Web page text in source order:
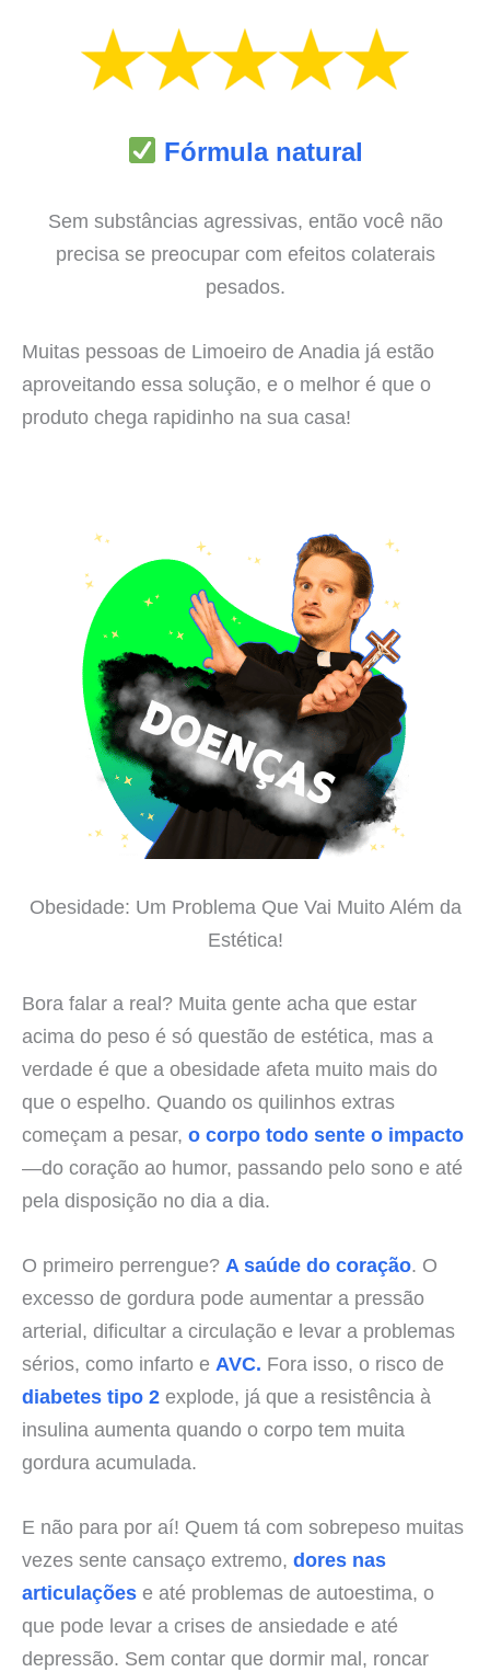
Fórmula natural
Sem substâncias agressivas, então você não
precisa se preocupar com efeitos colaterais
pesados.
Muitas pessoas de Limoeiro de Anadia já estão
aproveitando essa solução, e o melhor é que o
produto chega rapidinho na sua casa!
Obesidade: Um Problema Que Vai Muito Além da
Estética!
Bora falar a real? Muita gente acha que estar
acima do peso é só questão de estética, mas a
verdade é que a obesidade afeta muito mais do
que o espelho. Quando os quilinhos extras
começam a pesar, o corpo todo sente o impacto
—do coração ao humor, passando pelo sono e até
pela disposição no dia a dia.
O primeiro perrengue? A saúde do coração. O
excesso de gordura pode aumentar a pressão
arterial, dificultar a circulação e levar a problemas
sérios, como infarto e AVC. Fora isso, o risco de
diabetes tipo 2 explode, já que a resistência à
insulina aumenta quando o corpo tem muita
gordura acumulada.
E não para por aí! Quem tá com sobrepeso muitas
vezes sente cansaço extremo, dores nas
articulações e até problemas de autoestima, o
que pode levar a crises de ansiedade e até
depressão. Sem contar que dormir mal, roncar